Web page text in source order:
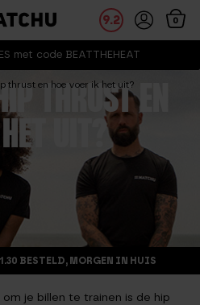
met code BEATTHEHEAT
9.2 0
thrust en hoe voer ik het uit?
THRUST EN
HET UIT?
BESTELD, MORGEN IN HUIS
je billen te trainen is de hip